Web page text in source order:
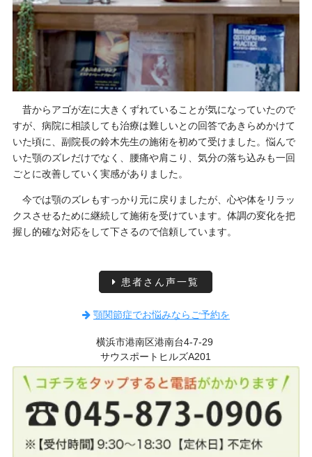
昔からアゴが左に大きくずれていることが気になっていたので
すが、病院に相談しても治療は難しいとの回答であきらめかけて
いた頃に、副院長の鈴木先生の施術を初めて受けました。悩んで
いた顎のズレだけでなく、腰痛や肩こり、気分の落ち込みも一回
ごとに改善していく実感がありました。
今では顎のズレもすっかり元に戻りましたが、心や体をリラッ
クスさせるために継続して施術を受けています。体調の変化を把
握し的確な対応をして下さるので信頼しています。
患者さん声一覧
顎関節症でお悩みならご予約を
横浜市港南区港南台4-7-29
サウスポートヒルズA201